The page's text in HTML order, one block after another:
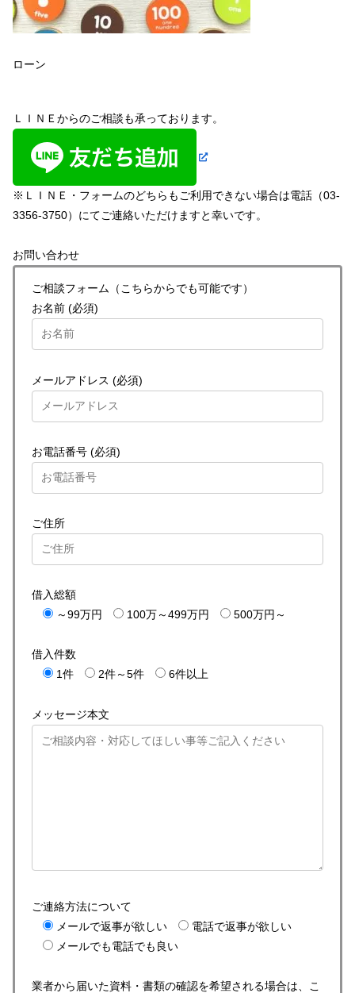
ローン
ＬＩＮＥからのご相談も承っております。
※ＬＩＮＥ・フォームのどちらもご利用できない場合は電話（03-
3356-3750）にてご連絡いただけますと幸いです。
お問い合わせ
ご相談フォーム（こちらからでも可能です）
お名前 (必須)
メールアドレス (必須)
お電話番号 (必須)
ご住所
借入総額
～99万円
100万～499万円 500万円～
借入件数
1件
2件～5件 6件以上
メッセージ本文
ご連絡方法について
メールで返事が欲しい
電話で返事が欲しい
メールでも電話でも良い
業者から届いた資料・書類の確認を希望される場合は、こ